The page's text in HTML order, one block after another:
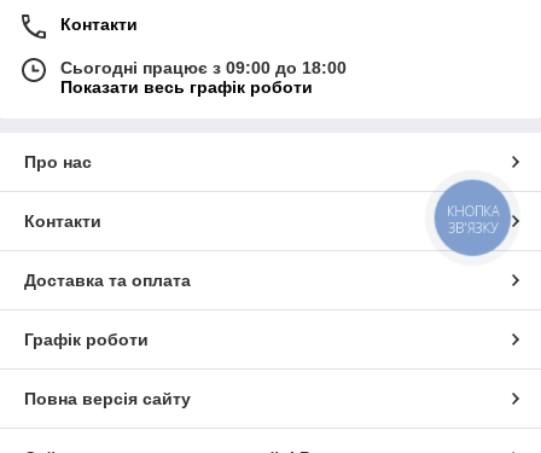
Контакти
Сьогодні працює з 09:00 до 18:00
Показати весь графік роботи
Про нас
Контакти
Доставка та оплата
Графік роботи
Повна версія сайту
КНОПКА
ЗВ'ЯЗКУ